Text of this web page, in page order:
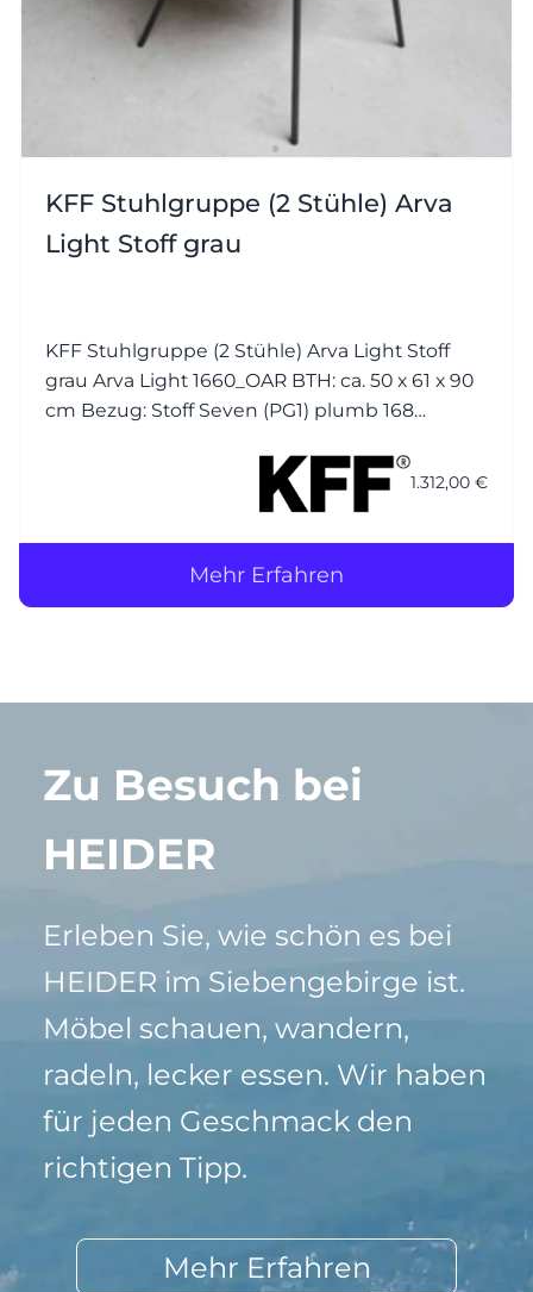
KFF Stuhlgruppe (2 Stühle) Arva
Light Stoff grau
KFF Stuhlgruppe (2 Stühle) Arva Light Stoff
grau Arva Light 1660_OAR BTH: ca. 50 x 61 x 90
cm Bezug: Stoff Seven (PG1) plumb 168
Nähte jeweils Ton in Ton Gestell (4-Fuss): M23
1.312,00 €
Mehr Erfahren
Zu Besuch bei
HEIDER
Erleben Sie, wie schön es bei
HEIDER im Siebengebirge ist.
Möbel schauen, wandern,
radeln, lecker essen. Wir haben
für jeden Geschmack den
richtigen Tipp.
Mehr Erfahren